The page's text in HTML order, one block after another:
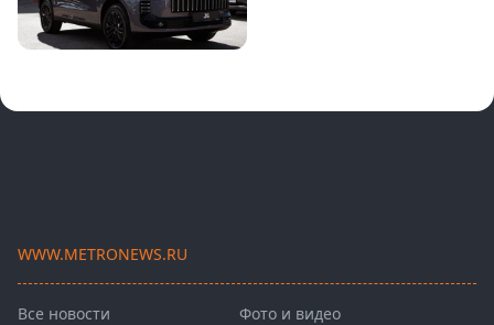
WWW.METRONEWS.RU
Все новости
Фото и видео